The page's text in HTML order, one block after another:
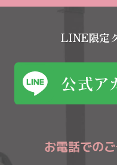
LINE限定
お電話での